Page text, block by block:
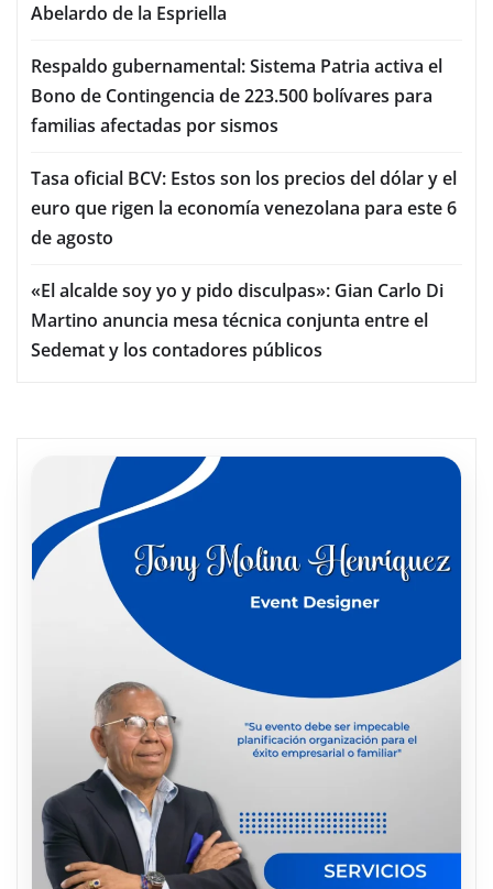
Abelardo de la Espriella
Respaldo gubernamental: Sistema Patria activa el
Bono de Contingencia de 223.500 bolívares para
familias afectadas por sismos
Tasa oficial BCV: Estos son los precios del dólar y el
euro que rigen la economía venezolana para este 6
de agosto
«El alcalde soy yo y pido disculpas»: Gian Carlo Di
Martino anuncia mesa técnica conjunta entre el
Sedemat y los contadores públicos